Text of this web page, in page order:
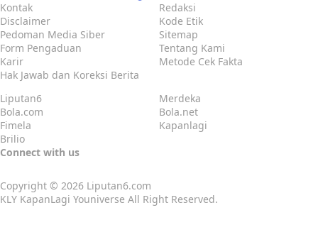
Kontak
Redaksi
Disclaimer
Kode Etik
Pedoman Media Siber
Sitemap
Form Pengaduan
Tentang Kami
Karir
Metode Cek Fakta
Hak Jawab dan Koreksi Berita
Liputan6
Merdeka
Bola.com
Bola.net
Fimela
Kapanlagi
Brilio
Connect with us
Copyright © 2026 Liputan6.com
KLY KapanLagi Youniverse All Right Reserved.